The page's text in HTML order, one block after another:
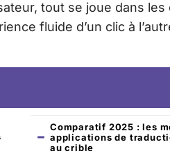
tout se joue dans les
fluide d’un clic à
Comparatif 2025 : les
applications de
au crible